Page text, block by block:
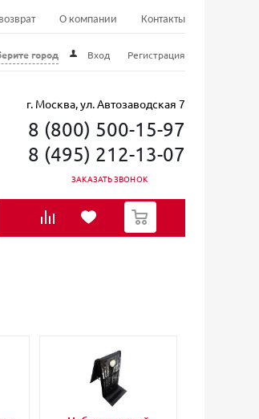
О компании Контакты
город Вход Регистрация
г. Москва, ул. Автозаводская 7
8 (800) 500-15-97
8 (495) 212-13-07
ЗАКАЗАТЬ ЗВОНОК
0